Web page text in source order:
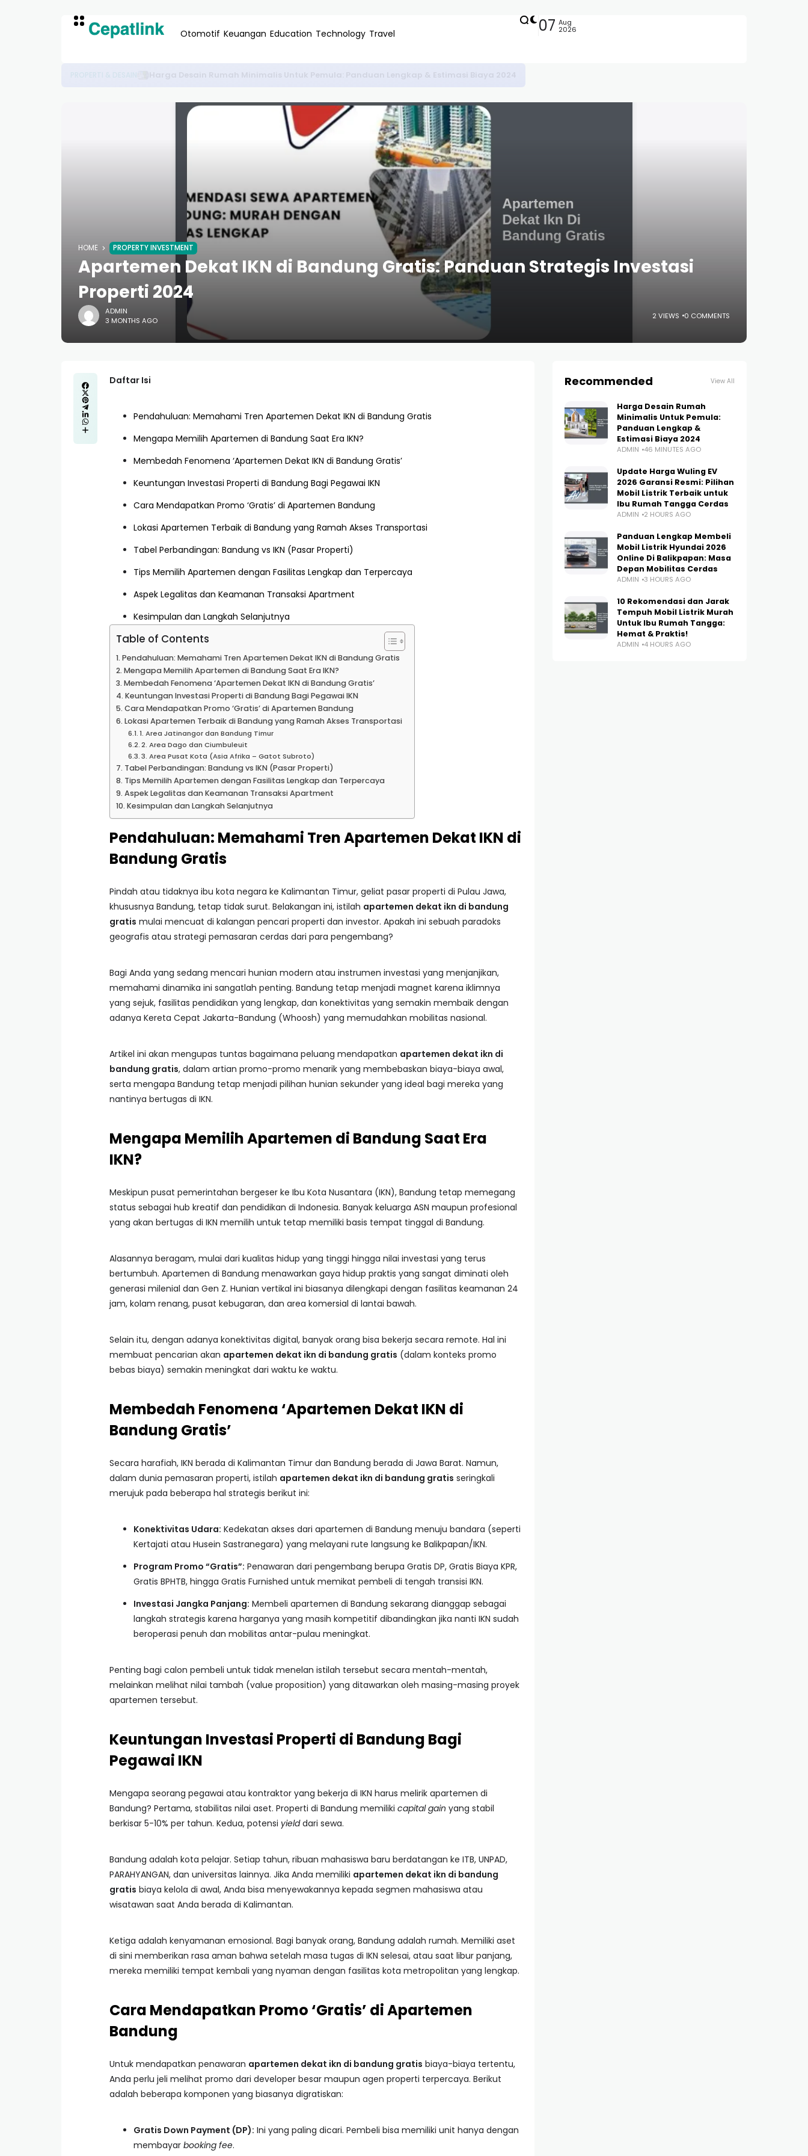
Otomotif Keuangan Education Technology Travel 07 Aug
2026
HOME PROPERTY INVESTMENT
Apartemen Dekat IKN di Bandung Gratis: Panduan Strategis Investasi
Properti 2024
ADMIN
3 MONTHS AGO
2 VIEWS 0 COMMENTS
Daftar Isi
Pendahuluan: Memahami Tren Apartemen Dekat IKN di Bandung Gratis
Mengapa Memilih Apartemen di Bandung Saat Era IKN?
Membedah Fenomena ‘Apartemen Dekat IKN di Bandung Gratis’
Keuntungan Investasi Properti di Bandung Bagi Pegawai IKN
Cara Mendapatkan Promo ‘Gratis’ di Apartemen Bandung
Lokasi Apartemen Terbaik di Bandung yang Ramah Akses Transportasi
Tabel Perbandingan: Bandung vs IKN (Pasar Properti)
Tips Memilih Apartemen dengan Fasilitas Lengkap dan Terpercaya
Aspek Legalitas dan Keamanan Transaksi Apartment
Kesimpulan dan Langkah Selanjutnya
Table of Contents
Pendahuluan: Memahami Tren Apartemen Dekat IKN di Bandung Gratis
Mengapa Memilih Apartemen di Bandung Saat Era IKN?
Membedah Fenomena ‘Apartemen Dekat IKN di Bandung Gratis’
Keuntungan Investasi Properti di Bandung Bagi Pegawai IKN
Cara Mendapatkan Promo ‘Gratis’ di Apartemen Bandung
Lokasi Apartemen Terbaik di Bandung yang Ramah Akses Transportasi
1. Area Jatinangor dan Bandung Timur
2. Area Dago dan Ciumbuleuit
3. Area Pusat Kota (Asia Afrika – Gatot Subroto)
Tabel Perbandingan: Bandung vs IKN (Pasar Properti)
Tips Memilih Apartemen dengan Fasilitas Lengkap dan Terpercaya
Aspek Legalitas dan Keamanan Transaksi Apartment
Kesimpulan dan Langkah Selanjutnya
Pendahuluan: Memahami Tren Apartemen Dekat IKN di
Bandung Gratis
Pindah atau tidaknya ibu kota negara ke Kalimantan Timur, geliat pasar properti di Pulau Jawa,
khususnya Bandung, tetap tidak surut. Belakangan ini, istilah apartemen dekat ikn di bandung
gratis mulai mencuat di kalangan pencari properti dan investor. Apakah ini sebuah paradoks
geografis atau strategi pemasaran cerdas dari para pengembang?
Bagi Anda yang sedang mencari hunian modern atau instrumen investasi yang menjanjikan,
memahami dinamika ini sangatlah penting. Bandung tetap menjadi magnet karena iklimnya
yang sejuk, fasilitas pendidikan yang lengkap, dan konektivitas yang semakin membaik dengan
adanya Kereta Cepat Jakarta-Bandung (Whoosh) yang memudahkan mobilitas nasional.
Artikel ini akan mengupas tuntas bagaimana peluang mendapatkan apartemen dekat ikn di
bandung gratis, dalam artian promo-promo menarik yang membebaskan biaya-biaya awal,
serta mengapa Bandung tetap menjadi pilihan hunian sekunder yang ideal bagi mereka yang
nantinya bertugas di IKN.
Mengapa Memilih Apartemen di Bandung Saat Era
IKN?
Meskipun pusat pemerintahan bergeser ke Ibu Kota Nusantara (IKN), Bandung tetap memegang
status sebagai hub kreatif dan pendidikan di Indonesia. Banyak keluarga ASN maupun profesional
yang akan bertugas di IKN memilih untuk tetap memiliki basis tempat tinggal di Bandung.
Alasannya beragam, mulai dari kualitas hidup yang tinggi hingga nilai investasi yang terus
bertumbuh. Apartemen di Bandung menawarkan gaya hidup praktis yang sangat diminati oleh
generasi milenial dan Gen Z. Hunian vertikal ini biasanya dilengkapi dengan fasilitas keamanan 24
jam, kolam renang, pusat kebugaran, dan area komersial di lantai bawah.
Selain itu, dengan adanya konektivitas digital, banyak orang bisa bekerja secara remote. Hal ini
membuat pencarian akan apartemen dekat ikn di bandung gratis (dalam konteks promo
bebas biaya) semakin meningkat dari waktu ke waktu.
Membedah Fenomena ‘Apartemen Dekat IKN di
Bandung Gratis’
Secara harafiah, IKN berada di Kalimantan Timur dan Bandung berada di Jawa Barat. Namun,
dalam dunia pemasaran properti, istilah apartemen dekat ikn di bandung gratis seringkali
merujuk pada beberapa hal strategis berikut ini:
Konektivitas Udara: Kedekatan akses dari apartemen di Bandung menuju bandara (seperti
Kertajati atau Husein Sastranegara) yang melayani rute langsung ke Balikpapan/IKN.
Program Promo “Gratis”: Penawaran dari pengembang berupa Gratis DP, Gratis Biaya KPR,
Gratis BPHTB, hingga Gratis Furnished untuk memikat pembeli di tengah transisi IKN.
Investasi Jangka Panjang: Membeli apartemen di Bandung sekarang dianggap sebagai
langkah strategis karena harganya yang masih kompetitif dibandingkan jika nanti IKN sudah
beroperasi penuh dan mobilitas antar-pulau meningkat.
Penting bagi calon pembeli untuk tidak menelan istilah tersebut secara mentah-mentah,
melainkan melihat nilai tambah (value proposition) yang ditawarkan oleh masing-masing proyek
apartemen tersebut.
Keuntungan Investasi Properti di Bandung Bagi
Pegawai IKN
Mengapa seorang pegawai atau kontraktor yang bekerja di IKN harus melirik apartemen di
Bandung? Pertama, stabilitas nilai aset. Properti di Bandung memiliki capital gain yang stabil
berkisar 5-10% per tahun. Kedua, potensi yielddari sewa.
Bandung adalah kota pelajar. Setiap tahun, ribuan mahasiswa baru berdatangan ke ITB, UNPAD,
PARAHYANGAN, dan universitas lainnya. Jika Anda memiliki apartemen dekat ikn di bandung
gratis biaya kelola di awal, Anda bisa menyewakannya kepada segmen mahasiswa atau
wisatawan saat Anda berada di Kalimantan.
Ketiga adalah kenyamanan emosional. Bagi banyak orang, Bandung adalah rumah. Memiliki aset
di sini memberikan rasa aman bahwa setelah masa tugas di IKN selesai, atau saat libur panjang,
mereka memiliki tempat kembali yang nyaman dengan fasilitas kota metropolitan yang lengkap.
Cara Mendapatkan Promo ‘Gratis’ di Apartemen
Bandung
Untuk mendapatkan penawaran apartemen dekat ikn di bandung gratis biaya-biaya tertentu,
Anda perlu jeli melihat promo dari developer besar maupun agen properti terpercaya. Berikut
adalah beberapa komponen yang biasanya digratiskan:
Gratis Down Payment (DP): Ini yang paling dicari. Pembeli bisa memiliki unit hanya dengan
membayar booking fee.
Recommended View All
Harga Desain Rumah
Minimalis Untuk Pemula:
Panduan Lengkap &
Estimasi Biaya 2024
ADMIN 46 MINUTES AGO
Update Harga Wuling EV
2026 Garansi Resmi: Pilihan
Mobil Listrik Terbaik untuk
Ibu Rumah Tangga Cerdas
ADMIN 2 HOURS AGO
Panduan Lengkap Membeli
Mobil Listrik Hyundai 2026
Online Di Balikpapan: Masa
Depan Mobilitas Cerdas
ADMIN 3 HOURS AGO
10 Rekomendasi dan Jarak
Tempuh Mobil Listrik Murah
Untuk Ibu Rumah Tangga:
Hemat & Praktis!
ADMIN 4 HOURS AGO